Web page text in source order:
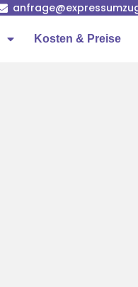
Kosten & Preise